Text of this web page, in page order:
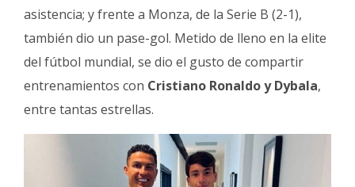
asistencia; y frente a Monza, de la Serie B (2-1),
también dio un pase-gol. Metido de lleno en la elite
del fútbol mundial, se dio el gusto de compartir
entrenamientos con Cristiano Ronaldo y Dybala,
entre tantas estrellas.